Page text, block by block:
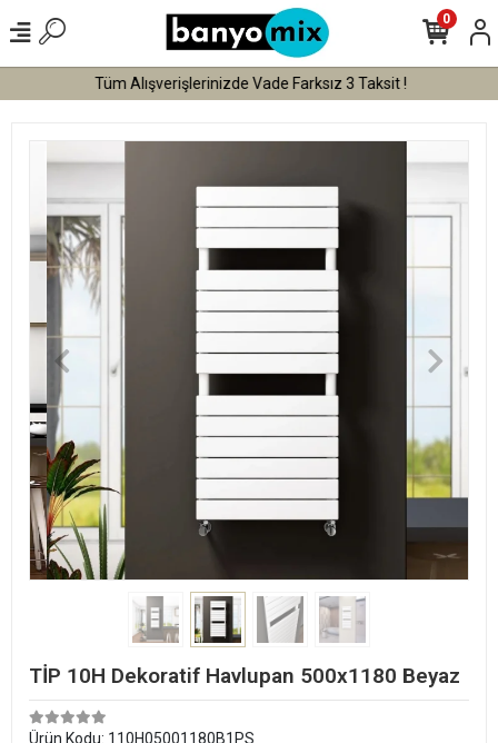
Tüm Alışverişlerinizde Vade Farksız 3 Taksit !
0
TİP 10H Dekoratif Havlupan 500x1180 Beyaz
Ürün Kodu: 110H05001180B1PS